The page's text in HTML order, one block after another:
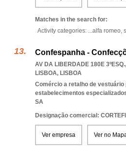
Matches in the search for:
Activity categories: ...alfa romeo,
Confespanha -
AV DA LIBERDADE 180E
LISBOA, LISBOA
Comércio a retalho de vestuário
estabelecimentos
SA
Designação comercial:
Ver empresa Ver no